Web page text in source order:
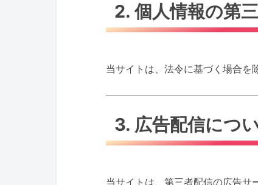
2. 個人情報の第
当サイトは、法令に基づく場合を
3. 広告配信につ
当サイトは、第三者配信の広告サ